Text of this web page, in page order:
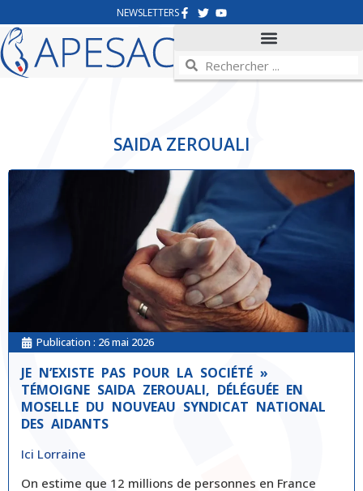
NEWSLETTERS
SAIDA ZEROUALI
Publication : 26 mai 2026
JE N’EXISTE PAS POUR LA SOCIÉTÉ »
TÉMOIGNE SAIDA ZEROUALI, DÉLÉGUÉE EN
MOSELLE DU NOUVEAU SYNDICAT NATIONAL
DES AIDANTS
Ici Lorraine
On estime que 12 millions de personnes en France